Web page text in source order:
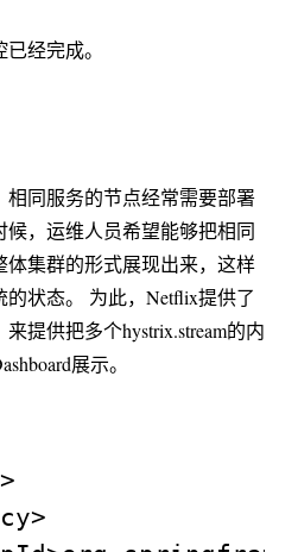
经完成。
同服务的节点经常需要部署
候，运维人员希望能够把相同
集群的形式展现出来，这样
状态。 为此，Netflix提供了
提供把多个hystrix.stream的内
展示。